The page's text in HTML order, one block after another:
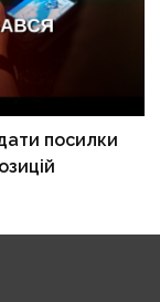
посилки